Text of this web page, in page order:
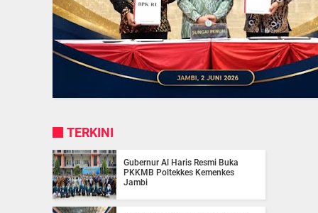
TERKINI
Gubernur Al Haris Resmi Buka
PKKMB Poltekkes Kemenkes
Jambi